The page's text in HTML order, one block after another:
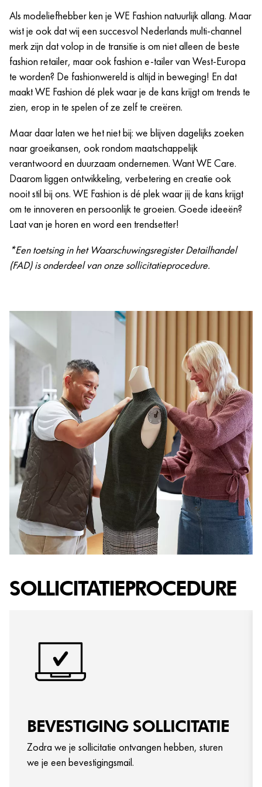
ervaring en equal pay m/v/x.
dag die jij mag inzetten op een dag met een speciale
betekenis voor jou.
De kans om continu te leren en te ontwikkelen, zowel
vakinhoudelijk als persoonlijk. Vanuit onze WE
Academy bieden we bijvoorbeeld verschillende
opleidings- en trainingsmogelijkheden die jij nodig
hebt om bij ons te excelleren.
Crewmeetings, events en meer!
Als modeliefhebber ken je WE Fashion natuurlijk allang. Maar
wist je ook dat wij een succesvol Nederlands multi-channel
merk zijn dat volop in de transitie is om niet alleen de beste
fashion retailer, maar ook fashion e-tailer van West-Europa
te worden? De fashionwereld is altijd in beweging! En dat
maakt WE Fashion dé plek waar je de kans krijgt om trends te
zien, erop in te spelen of ze zelf te creëren.
Maar daar laten we het niet bij: we blijven dagelijks zoeken
naar groeikansen, ook rondom maatschappelijk
verantwoord en duurzaam ondernemen. Want WE Care.
Daarom liggen ontwikkeling, verbetering en creatie ook
nooit stil bij ons. WE Fashion is dé plek waar jij de kans krijgt
om te innoveren en persoonlijk te groeien. Goede ideeën?
Laat van je horen en word een trendsetter!
*Een toetsing in het Waarschuwingsregister Detailhandel
(FAD) is onderdeel van onze sollicitatieprocedure.
SOLLICITATIEPROCEDURE
BEVESTIGING SOLLICITATIE
Zodra we je sollicitatie ontvangen hebben, sturen
we je een bevestigingsmail.